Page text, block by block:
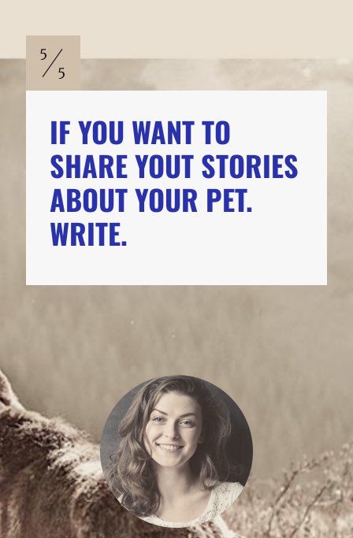
IF YOU WANT TO
SHARE YOUT STORIES
ABOUT YOUR PET.
WRITE.